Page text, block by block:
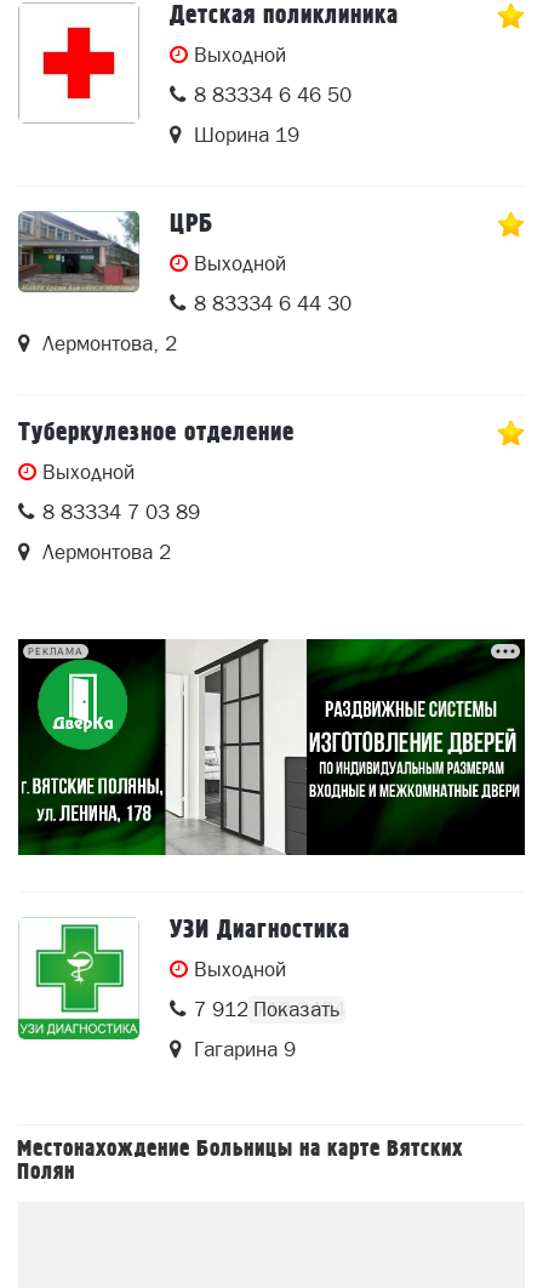
Детская поликлиника
Выходной
8 83334 6 46 50
Шорина 19
ЦРБ
Выходной
8 83334 6 44 30
Лермонтова, 2
Туберкулезное отделение
Выходной
8 83334 7 03 89
Лермонтова 2
РЕКЛАМА
УЗИ Диагностика
Выходной
7 912 712 3424
Гагарина 9
Местонахождение Больницы на карте Вятских
Полян